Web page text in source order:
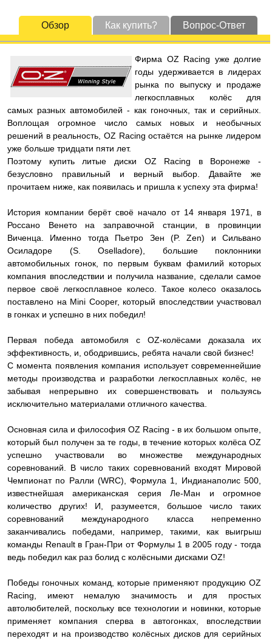
Обзор Как купить? Вопрос-Ответ
Фирма OZ Racing уже долгие
годы удерживается в лидерах
рынка по выпуску и продаже
легкосплавных колёс для
самых разных автомобилей - как гоночных, так и серийных.
Воплощая огромное число самых новых и необычных
решений в реальность, OZ Racing остаётся на рынке лидером
уже больше тридцати пяти лет.
Поэтому купить литые диски OZ Racing в Воронеже -
безусловно правильный и верный выбор. Давайте же
прочитаем ниже, как появилась и пришла к успеху эта фирма!
История компании берёт своё начало от 14 января 1971, в
Россано Венето на заправочной станции, в провинции
Виченца. Именно тогда Пьетро Зен (P. Zen) и Сильвано
Осиладоре (S. Oselladore), большие поклонники
автомобильных гонок, по первым буквам фамилий которых
компания впоследствии и получила название, сделали самое
первое своё легкосплавное колесо. Такое колесо оказалось
поставлено на Mini Cooper, который впоследствии участвовал
в гонках и успешно в них победил!
Первая победа автомобиля с OZ-колёсами доказала их
эффективность, и, ободрившись, ребята начали свой бизнес!
С момента появления компания использует современнейшие
методы производства и разработки легкосплавных колёс, не
забывая непрерывно их совершенствовать и пользуясь
исключительно материалами отличного качества.
Основная сила и философия OZ Racing - в их большом опыте,
который был получен за те годы, в течение которых колёса OZ
успешно участвовали во множестве международных
соревнований. В число таких соревнований входят Мировой
Чемпионат по Ралли (WRC), Формула 1, Индианаполис 500,
известнейшая американская серия Ле-Ман и огромное
количество других! И, разумеется, большое число таких
соревнований международного класса непременно
заканчивались победами, например, такими, как выигрыш
команды Renault в Гран-При от Формулы 1 в 2005 году - тогда
ведь победил как раз болид с колёсными дисками OZ!
Победы гоночных команд, которые применяют продукцию OZ
Racing, имеют немалую значимость и для простых
автолюбителей, поскольку все технологии и новинки, которые
применяет компания сперва в автогонках, впоследствии
переходят и на производство колёсных дисков для серийных